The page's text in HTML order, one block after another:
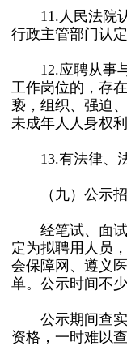
11.人民法院认
行政主管部门认
12.应聘从事与
工作岗位的，存
亵，组织、强迫
未成年人人身权
13.有法律、法
（九）公示招
经笔试、面试
定为拟聘用人员
会保障网、遵义
单。公示时间不
公示期间查实
资格，一时难以